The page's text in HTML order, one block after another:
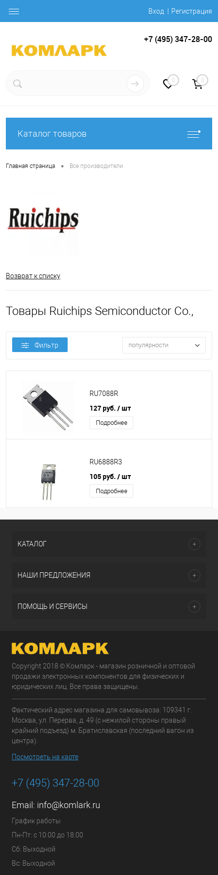
Вход Регистрация
+7 (495) 347-28-00
0 0
Каталог товаров
Главная страница • Все производители
Возврат к списку
Товары Ruichips Semiconductor Co.,
Фильтр популярности
RU7088R
127 руб. / шт
Подробнее
RU6888R3
105 руб. / шт
Подробнее
КАТАЛОГ
НАШИ ПРЕДЛОЖЕНИЯ
ПОМОЩЬ И СЕРВИСЫ
Copyright 2018 © Комларк - магазин розничной и оптовой
продажи электронных компонентов для физических и
юридических лиц. Все права защищены.
Фактический адрес магазина для самовывоза: 109341 г.
Москва, ул. Перерва, д. 49 (с нежилой стороны правый
крайний подъезд) м. Братиславская (последний вагон из
центра).
Посмотреть на карте
+7 (495) 347-28-00
Email: info@komlark.ru
График работы
Пн-Пт: с 10:00 до 18:00
Сб: Выходной
Вс: Выходной